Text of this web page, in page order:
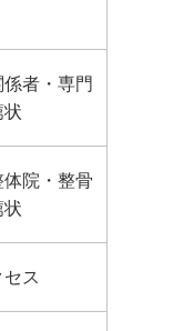
者・専門
状
院・整骨
状
ス